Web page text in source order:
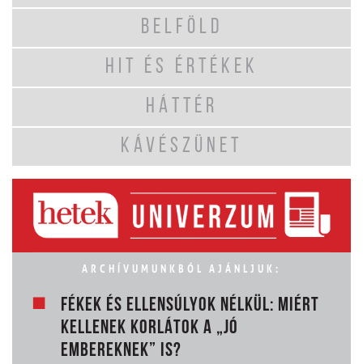
BELFÖLD
HIT ÉS ÉRTÉKEK
HÁTTÉR
KÁVÉSZÜNET
ARCHÍVUMUNKBÓL AJÁNLJUK:
FÉKEK ÉS ELLENSÚLYOK NÉLKÜL: MIÉRT
KELLENEK KORLÁTOK A „JÓ
EMBEREKNEK” IS?